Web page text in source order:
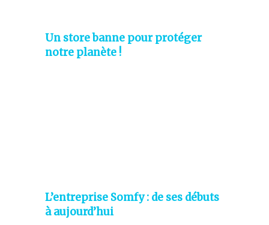
Un store banne pour protéger
notre planète !
L’entreprise Somfy : de ses débuts
à aujourd’hui